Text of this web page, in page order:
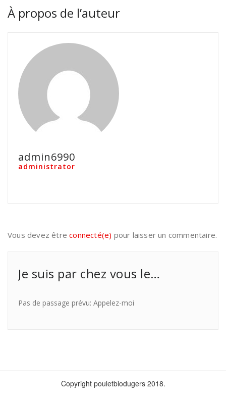
À propos de l’auteur
admin6990
administrator
Vous devez êtreconnecté(e) pour laisser un commentaire.
Je suis par chez vous le…
Pas de passage prévu: Appelez-moi
Copyright pouletbiodugers 2018.